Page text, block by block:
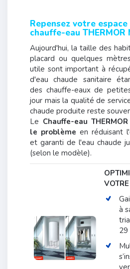
Repensez votre espace
chauffe-eau THERMOR
Aujourd'hui, la taille des
placard ou quelques
utile sont important à
d'eau chaude sanitaire
des chauffe-eaux de
jour mais la qualité de
chaude produite reste
Le Chauffe-eau
le problème en réduisant
et garanti de l'eau chaude
(selon le modèle).
à
29